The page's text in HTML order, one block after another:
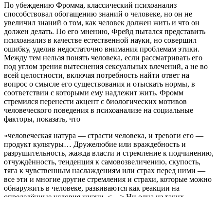
По убеждению Фромма, классический психоанализ
способствовал обогащению знаний о человеке, но он не
увеличил знаний о том, как человек должен жить и что он
должен делать. По его мнению, Фрейд пытался представить
психоанализ в качестве естественной науки, но совершил
ошибку, уделив недостаточно внимания проблемам этики.
Между тем нельзя понять человека, если рассматривать его
под углом зрения вытеснения сексуальных влечений, а не во
всей целостности, включая потребность найти ответ на
вопрос о смысле его существования и отыскать нормы, в
соответствии с которыми ему надлежит жить. Фромм
стремился перенести акцент с биологических мотивов
человеческого поведения в психоанализе на социальные
факторы, показать, что
«человеческая натура — страсти человека, и тревоги его —
продукт культуры… Дружелюбие или враждебность и
разрушительность, жажда власти и стремление к подчинению,
отчуждённость, тенденция к самовозвеличению, скупость,
тяга к чувственным наслаждениям или страх перед ними —
все эти и многие другие стремления и страхи, которые можно
обнаружить в человеке, развиваются как реакции на